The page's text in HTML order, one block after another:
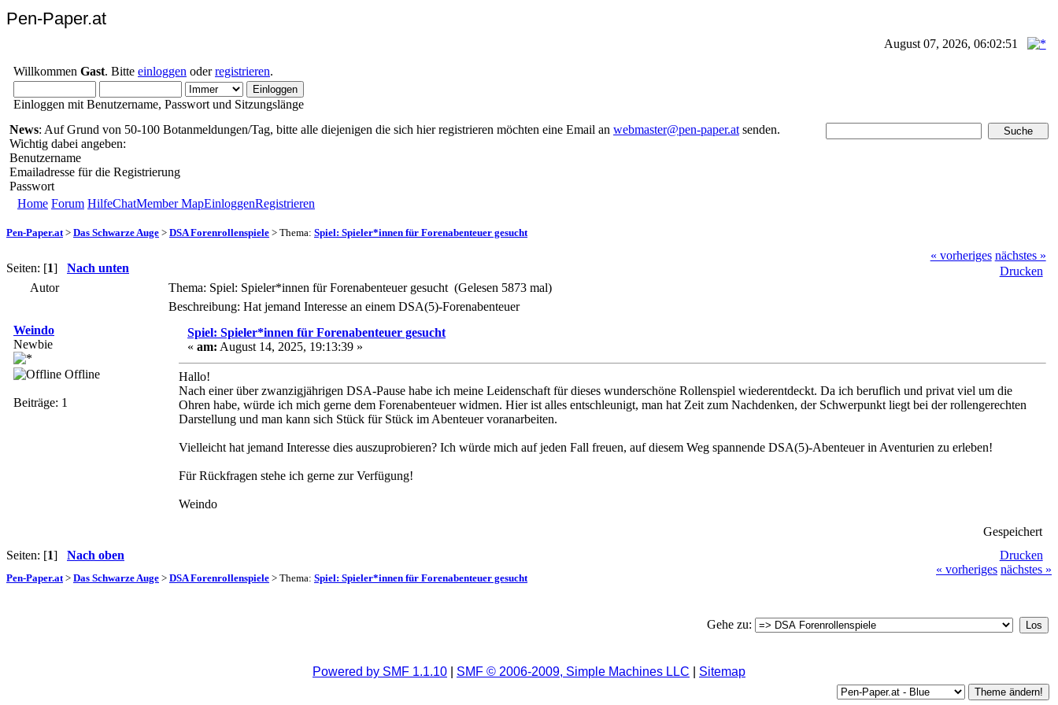
Pen-Paper.at
August 07, 2026, 06:02:51
Willkommen Gast. Bitte einloggen oderregistrieren.
Einloggen mit Benutzername, Passwort und Sitzungslänge
News: Auf Grund von 50-100 Botanmeldungen/Tag, bitte alle diejenigen die sich hier registrieren möchten eine Email an webmaster@pen-paper.at senden.
Wichtig dabei angeben:
Benutzername
Emailadresse für die Registrierung
Passwort
Home Forum HilfeChatMember MapEinloggenRegistrieren
Pen-Paper.at > Das Schwarze Auge > DSA Forenrollenspiele > Thema: Spiel: Spieler*innen für Forenabenteuer gesucht
Seiten: [1] Nach unten
« vorheriges nächstes »
Drucken
Autor
Thema: Spiel: Spieler*innen für Forenabenteuer gesucht (Gelesen 5873 mal)
Beschreibung: Hat jemand Interesse an einem DSA(5)-Forenabenteuer
Weindo
Newbie
Offline
Beiträge: 1
Spiel: Spieler*innen für Forenabenteuer gesucht
« am: August 14, 2025, 19:13:39 »
Hallo!
Nach einer über zwanzigjährigen DSA-Pause habe ich meine Leidenschaft für dieses wunderschöne Rollenspiel wiederentdeckt. Da ich beruflich und privat viel um die
Ohren habe, würde ich mich gerne dem Forenabenteuer widmen. Hier ist alles entschleunigt, man hat Zeit zum Nachdenken, der Schwerpunkt liegt bei der rollengerechten
Darstellung und man kann sich Stück für Stück im Abenteuer voranarbeiten.
Vielleicht hat jemand Interesse dies auszuprobieren? Ich würde mich auf jeden Fall freuen, auf diesem Weg spannende DSA(5)-Abenteuer in Aventurien zu erleben!
Für Rückfragen stehe ich gerne zur Verfügung!
Weindo
Gespeichert
Seiten: [1] Nach oben Drucken
Pen-Paper.at> Das Schwarze Auge > DSA Forenrollenspiele > Thema: Spiel: Spieler*innen für Forenabenteuer gesucht
« vorheriges nächstes »
Gehe zu:
Powered by SMF 1.1.10 SMF © 2006-2009, Simple Machines LLC Sitemap